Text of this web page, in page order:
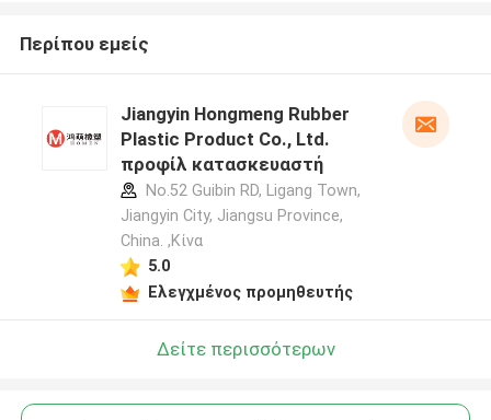
Περίπου εμείς
Jiangyin Hongmeng Rubber
Plastic Product Co., Ltd.
προφίλ κατασκευαστή
No.52 Guibin RD, Ligang Town,
Jiangyin City, Jiangsu Province,
China. ,Κίνα
5.0
Ελεγχμένος προμηθευτής
Δείτε περισσότερων